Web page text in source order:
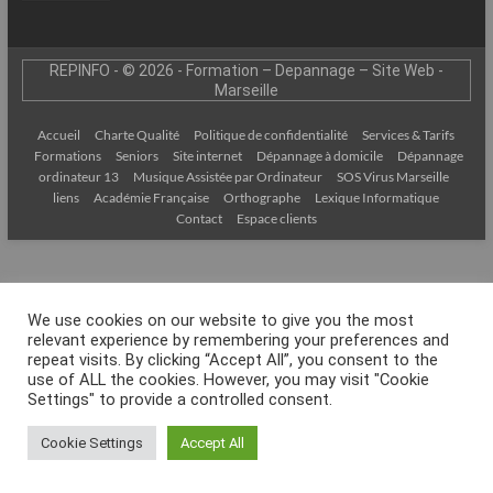
Internet
Simplement
REPINFO - © 2026 - Formation – Depannage – Site Web -
Marseille
Accueil Charte Qualité Politique de confidentialité
Services & Tarifs
Formations
Seniors Site internet Dépannage à domicile
Dépannage
ordinateur 13
Musique Assistée par Ordinateur
SOS Virus Marseille
liens
Académie Française Orthographe
Lexique Informatique
Contact
Espace clients
We use cookies on our website to give you the most
relevant experience by remembering your preferences and
repeat visits. By clicking “Accept All”, you consent to the
use of ALL the cookies. However, you may visit "Cookie
Settings" to provide a controlled consent.
Cookie Settings Accept All